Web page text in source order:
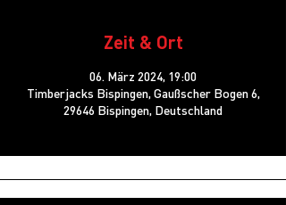
Zeit & Ort
06. März 2024, 19:00
Timberjacks Bispingen, Gaußscher Bogen 6,
29646 Bispingen, Deutschland